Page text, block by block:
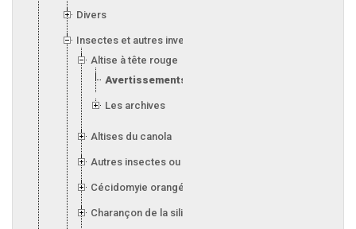
Divers
Insectes et autres invertébrés
Altise à tête rouge
Avertissements
Les archives
Altises du canola
Autres insectes ou invertébrés
Cécidomyie orangée du blé
Charançon de la silique (canola)